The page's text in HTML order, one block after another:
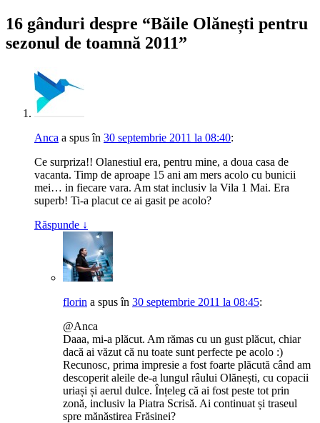
16 gânduri despre “Băile Olănești pentru
sezonul de toamnă 2011”
Anca a spusîn 30 septembrie 2011 la 08:40:
Ce surpriza!! Olanestiul era, pentru mine, a doua casa de
vacanta. Timp de aproape 15 ani am mers acolo cu bunicii
mei… in fiecare vara. Am stat inclusiv la Vila 1 Mai. Era
superb! Ti-a placut ce ai gasit pe acolo?
Răspunde ↓
florin a spusîn 30 septembrie 2011 la 08:45:
@Anca
Daaa, mi-a plăcut. Am rămas cu un gust plăcut, chiar
dacă ai văzut că nu toate sunt perfecte pe acolo :)
Recunosc, prima impresie a fost foarte plăcută când am
descoperit aleile de-a lungul râului Olănești, cu copacii
uriași și aerul dulce. Înțeleg că ai fost peste tot prin
zonă, inclusiv la Piatra Scrisă. Ai continuat și traseul
spre mănăstirea Frăsinei?